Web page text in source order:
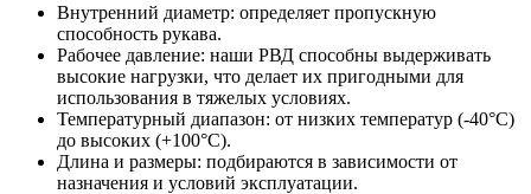
Внутренний диаметр: определяет пропускную
способность рукава.
Рабочее давление: наши РВД способны выдерживать
высокие нагрузки, что делает их пригодными для
использования в тяжелых условиях.
Температурный диапазон: от низких температур (-40°C)
до высоких (+100°C).
Длина и размеры: подбираются в зависимости от
назначения и условий эксплуатации.